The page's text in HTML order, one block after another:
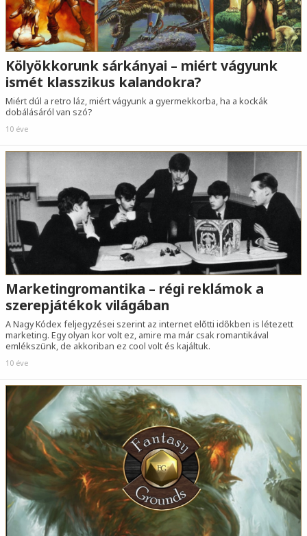
Kölyökkorunk sárkányai – miért vágyunk
ismét klasszikus kalandokra?
Miért dúl a retro láz, miért vágyunk a gyermekkorba, ha a kockák
dobálásáról van szó?
10 éve
Marketingromantika – régi reklámok a
szerepjátékok világában
A Nagy Kódex feljegyzései szerint az internet előtti időkben is létezett
marketing. Egy olyan kor volt ez, amire ma már csak romantikával
emlékszünk, de akkoriban ez cool volt és kajáltuk.
10 éve